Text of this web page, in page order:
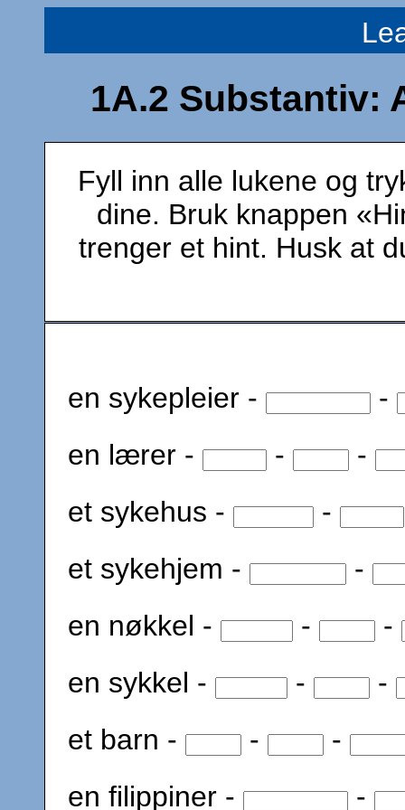
1A.2 Substantiv:
Fyll inn alle lukene og
dine. Bruk knappen
trenger et hint. Husk at
en sykepleier -
-
en lærer -
-
-
et sykehus -
-
et sykehjem -
-
en nøkkel -
-
-
en sykkel -
-
-
et barn -
-
-
en filippiner -
-